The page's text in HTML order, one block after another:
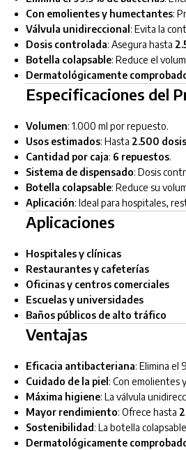
Con emolientes y humectantes:
Válvula unidireccional : Evita la
Dosis controlada: Asegura hasta
Botella colapsable: Reduce el
Dermatológicamente
Especificaciones del
Volumen: 1.000 ml por repuesto.
Usos estimados: Hasta 2.500 dosis
Cantidad por caja: 6 repuestos.
Sistema de dispensado: Dosis
Botella colapsable: Reduce su
Aplicación: Ideal para hospitales,
Aplicaciones
Hospitales y clínicas
Restaurantes y cafeterías
Oficinas y centros comerciales
Escuelas y universidades
Baños públicos de alto tráfico
Ventajas
Eficacia antibacteriana: Elimina el
Cuidado de la piel : Con emolientes
Máxima higiene: La válvula
Mayor rendimiento: Ofrece hasta
Sostenibilidad: La botella
Dermatológicamente